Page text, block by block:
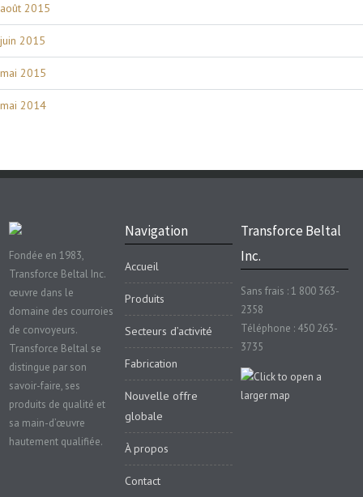
août 2015
juin 2015
mai 2015
mai 2014
Fondée en 1983,
Transforce Beltal Inc.
œuvre dans le
domaine des courroies
de convoyeurs.
Transforce Beltal se
distingue par son
savoir-faire, ses
produits de qualité et
sa main-d’œuvre
hautement qualifiée.
Navigation
Accueil
Produits
Secteurs d’activité
Fabrication
Nouvelle offre
globale
À propos
Contact
Transforce Beltal
Inc.
Sans frais : 1 800 363-
2358
Téléphone : 450 263-
3735